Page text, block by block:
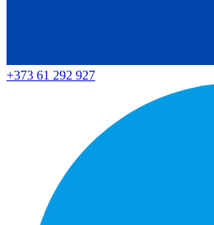
+373 61 292 927